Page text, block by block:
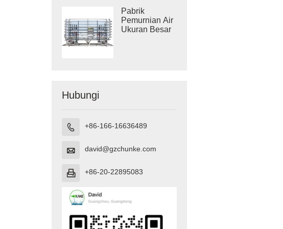
Pabrik
Pemurnian Air
Ukuran Besar
Hubungi
 +86-166-16636489
 david@gzchunke.com
 +86-20-22895083